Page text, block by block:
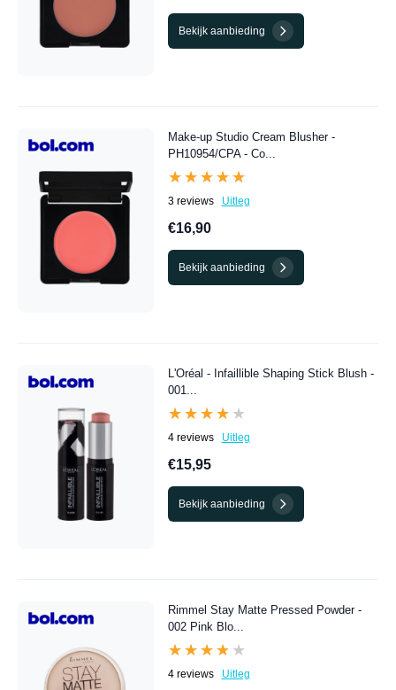
Bekijk aanbieding
Make-up Studio Cream Blusher -
PH10954/CPA - Co...
★★★★★
★★★★★
3 reviews Uitleg
€16,90
Bekijk aanbieding
L'Oréal - Infaillible Shaping Stick Blush -
001...
★★★★★
★★★★★
4 reviews Uitleg
€15,95
Bekijk aanbieding
Rimmel Stay Matte Pressed Powder -
002 Pink Blo...
★★★★★
★★★★★
4 reviews Uitleg